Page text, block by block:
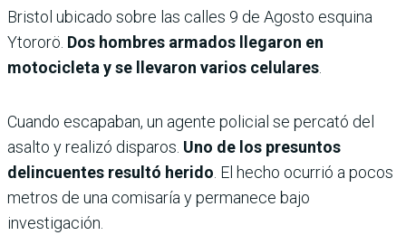
Bristol ubicado sobre las calles 9 de Agosto esquina
Ytororö. Dos hombres armados llegaron en
motocicleta y se llevaron varios celulares
Cuando escapaban, un agente policial se percató del
asalto y realizó disparos. Uno de los presuntos
delincuentes resultó herido . El hecho ocurrió a pocos
metros de una comisaría y permanece bajo
investigación.